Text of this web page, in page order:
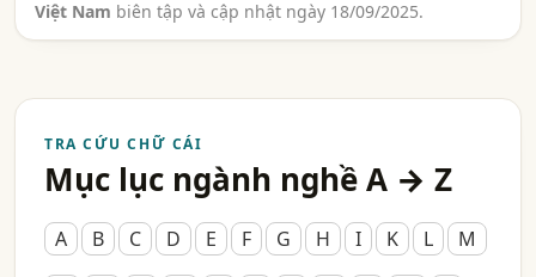
Việt Nam biên tập và cập nhật ngày 18/09/2025.
TRA CỨU CHỮ CÁI
Mục lục ngành nghề A → Z
A B C D E F G H I K L
M